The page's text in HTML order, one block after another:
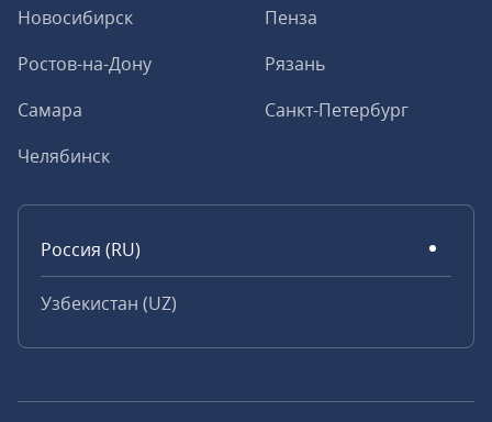
Новосибирск
Пенза
Ростов-на-Дону
Рязань
Самара
Санкт-Петербург
Челябинск
Россия (RU)
Узбекистан (UZ)